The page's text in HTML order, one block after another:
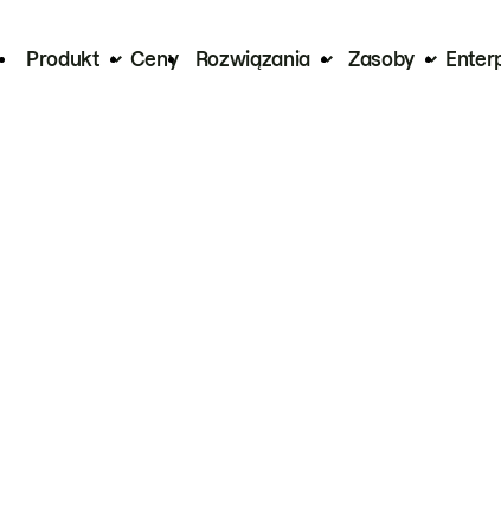
Produkt Ceny Rozwiązania Zasoby